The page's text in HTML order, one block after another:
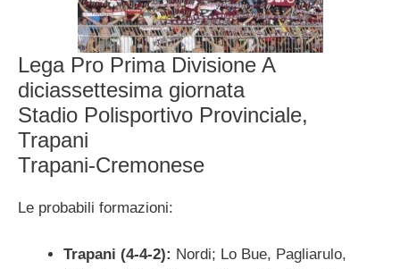
Lega Pro Prima Divisione A
diciassettesima giornata
Stadio Polisportivo Provinciale,
Trapani
Trapani-Cremonese
Le probabili formazioni:
Trapani (4-4-2): Nordi; Lo Bue, Pagliarulo,